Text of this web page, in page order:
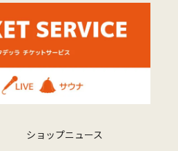
ショップニュース